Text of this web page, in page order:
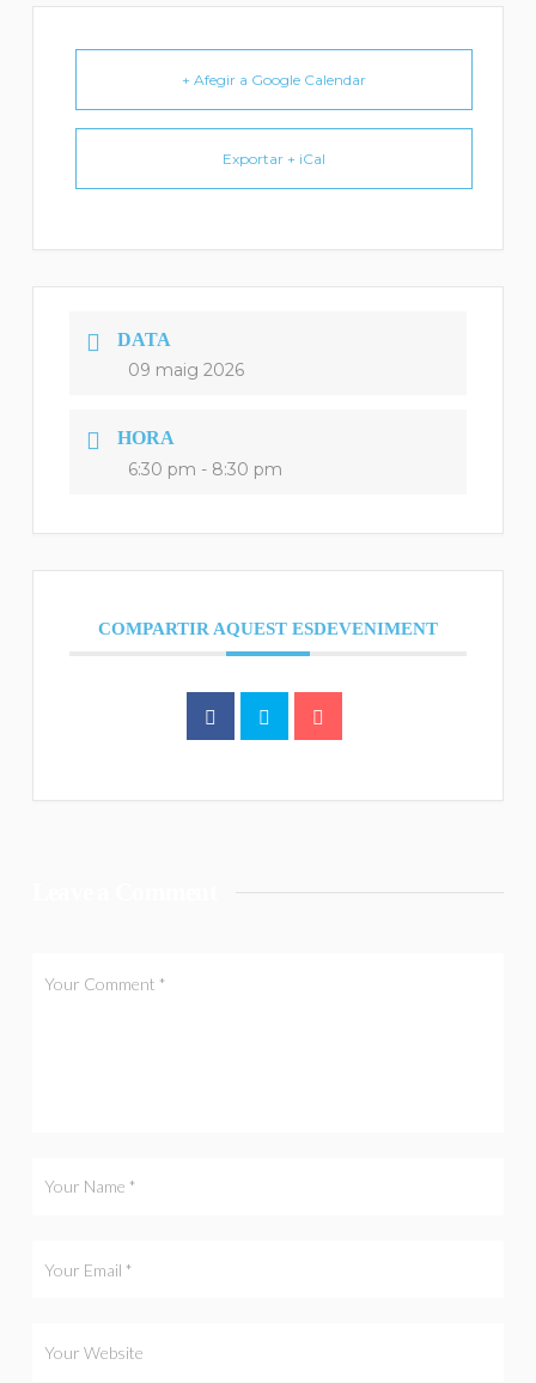
+ Afegir a Google Calendar
Exportar + iCal
DATA
09 maig 2026
HORA
6:30 pm - 8:30 pm
COMPARTIR AQUEST ESDEVENIMENT